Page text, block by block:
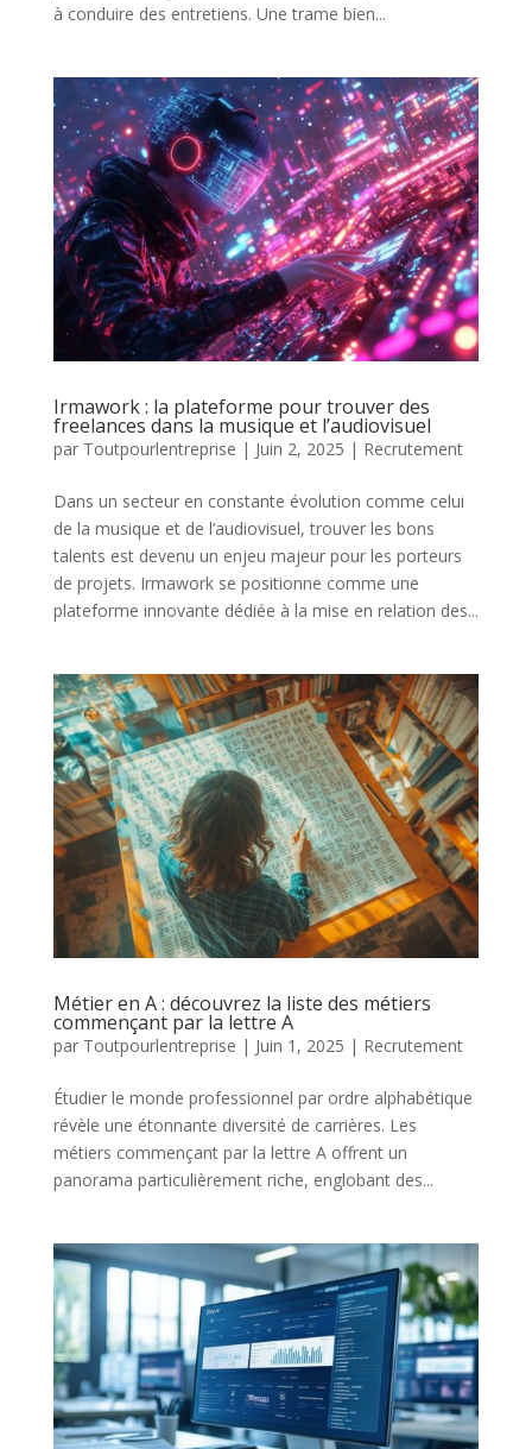
à conduire des entretiens. Une trame bien...
Irmawork : la plateforme pour trouver des
freelances dans la musique et l’audiovisuel
par Toutpourlentreprise | Juin 2, 2025 | Recrutement
Dans un secteur en constante évolution comme celui
de la musique et de l’audiovisuel, trouver les bons
talents est devenu un enjeu majeur pour les porteurs
de projets. Irmawork se positionne comme une
plateforme innovante dédiée à la mise en relation des...
Métier en A : découvrez la liste des métiers
commençant par la lettre A
par Toutpourlentreprise | Juin 1, 2025 | Recrutement
Étudier le monde professionnel par ordre alphabétique
révèle une étonnante diversité de carrières. Les
métiers commençant par la lettre A offrent un
panorama particulièrement riche, englobant des...